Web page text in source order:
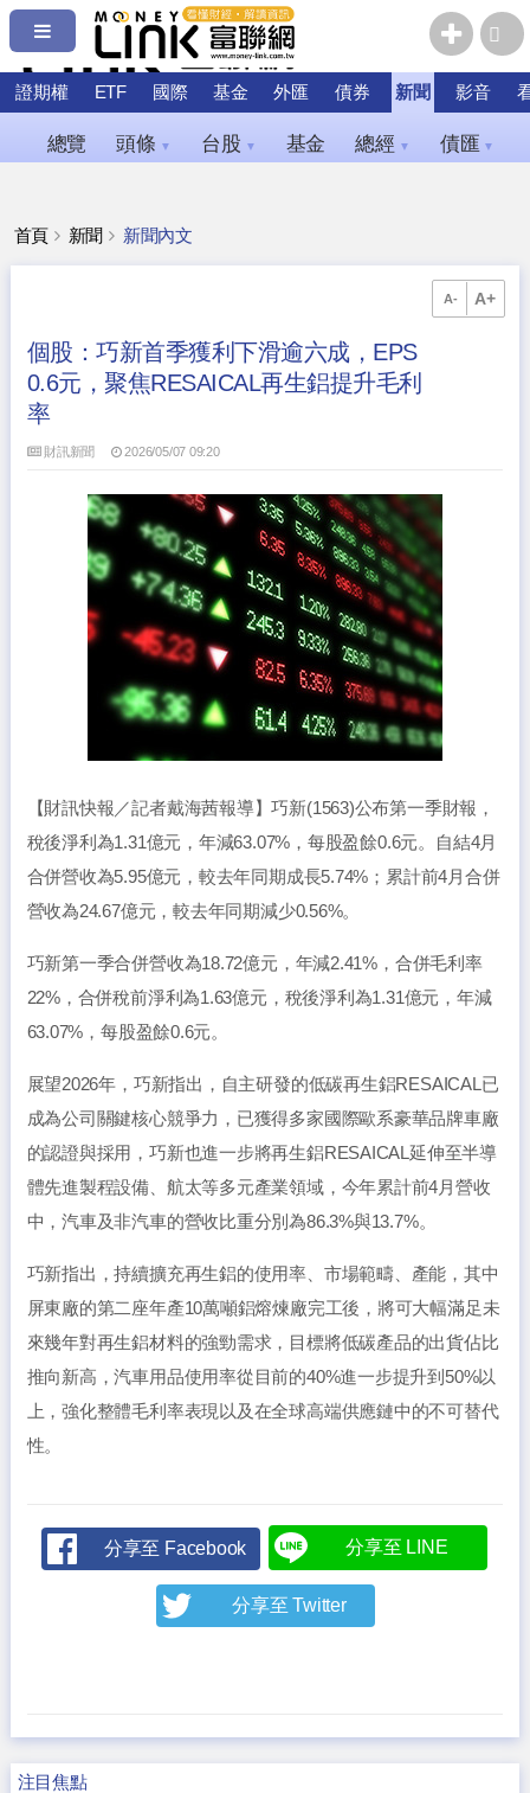
證期權 ETF 國際 基金 外匯 債券 新聞 影音
總覽 頭條 ▼ 台股 ▼ 基金 總經 ▼ 債匯 ▼
首頁 新聞 新聞內文
A- A+
個股：巧新首季獲利下滑逾六成，EPS
0.6元，聚焦RESAICAL再生鋁提升毛利
率
財訊新聞 2026/05/07 09:20
【財訊快報／記者戴海茜報導】巧新(1563)公布第一季財報，
稅後淨利為1.31億元，年減63.07%，每股盈餘0.6元。自結4月
合併營收為5.95億元，較去年同期成長5.74%；累計前4月合併
營收為24.67億元，較去年同期減少0.56%。
巧新第一季合併營收為18.72億元，年減2.41%，合併毛利率
22%，合併稅前淨利為1.63億元，稅後淨利為1.31億元，年減
63.07%，每股盈餘0.6元。
展望2026年，巧新指出，自主研發的低碳再生鋁RESAICAL已
成為公司關鍵核心競爭力，已獲得多家國際歐系豪華品牌車廠
的認證與採用，巧新也進一步將再生鋁RESAICAL延伸至半導
體先進製程設備、航太等多元產業領域，今年累計前4月營收
中，汽車及非汽車的營收比重分別為86.3%與13.7%。
巧新指出，持續擴充再生鋁的使用率、市場範疇、產能，其中
屏東廠的第二座年產10萬噸鋁熔煉廠完工後，將可大幅滿足未
來幾年對再生鋁材料的強勁需求，目標將低碳產品的出貨佔比
推向新高，汽車用品使用率從目前的40%進一步提升到50%以
上，強化整體毛利率表現以及在全球高端供應鏈中的不可替代
性。
分享至 Facebook 分享至 LINE
分享至 Twitter
注目焦點